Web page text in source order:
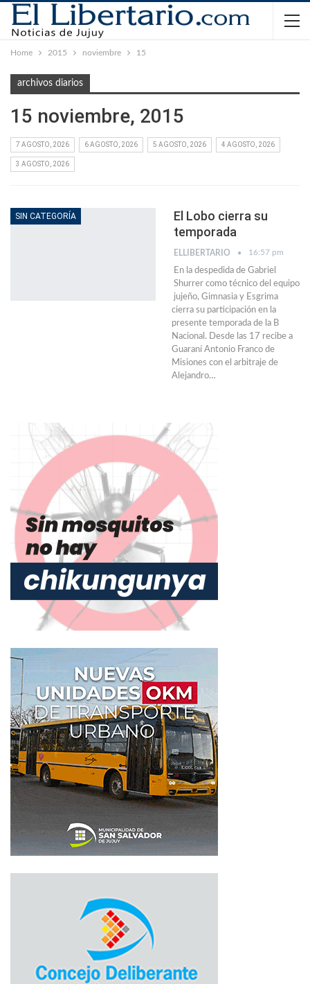
Home 2015 noviembre 15
archivos diarios
15 noviembre, 2015
7 AGOSTO, 2026 6 AGOSTO, 2026 5 AGOSTO, 2026 4 AGOSTO, 2026
3 AGOSTO, 2026
SIN CATEGORÍA
El Lobo cierra su
temporada
ELLIBERTARIO 16:57 pm
En la despedida de Gabriel
Shurrer como técnico del equipo
jujeño, Gimnasia y Esgrima
cierra su participación en la
presente temporada de la B
Nacional. Desde las 17 recibe a
Guaraní Antonio Franco de
Misiones con el arbitraje de
Alejandro…